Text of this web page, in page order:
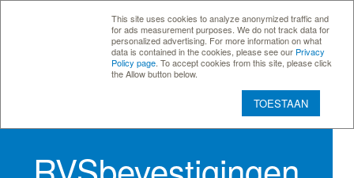
This site uses cookies to analyze anonymized traffic and
for ads measurement purposes. We do not track data for
personalized advertising. For more information on what
data is contained in the cookies, please see our Privacy
Policy page . To accept cookies from this site, please click
the Allow button below.
TOESTAAN